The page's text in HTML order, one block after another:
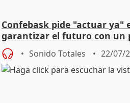
Confebask pide "actuar ya"
garantizar el futuro con un
Sonido Totales 22/07/